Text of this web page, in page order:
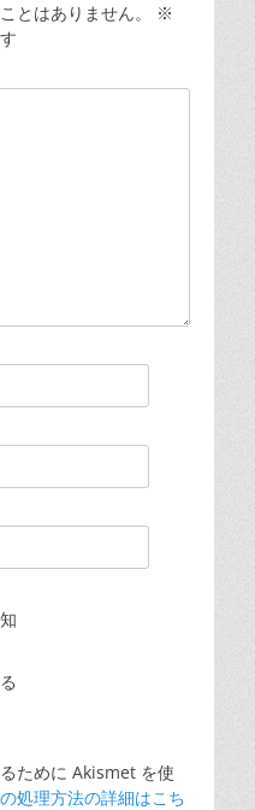
とはありません。
※
ために Akismet を使
処理方法の詳細はこち